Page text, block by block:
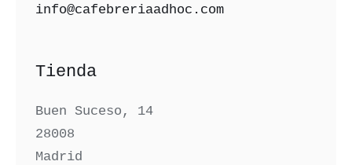
info@cafebreriaadhoc.com
Tienda
Buen Suceso, 14
28008
Madrid